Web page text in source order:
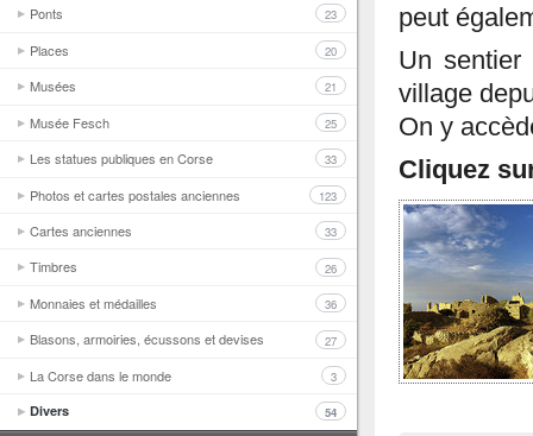
Ponts 23
Places 20
Musées 21
Musée Fesch 25
Les statues publiques en Corse 33
Photos et cartes postales anciennes 123
Cartes anciennes 33
Timbres 26
Monnaies et médailles 36
Blasons, armoiries, écussons et devises 27
La Corse dans le monde 3
Divers 54
peut
Un sentier
village
On y
Cliquez